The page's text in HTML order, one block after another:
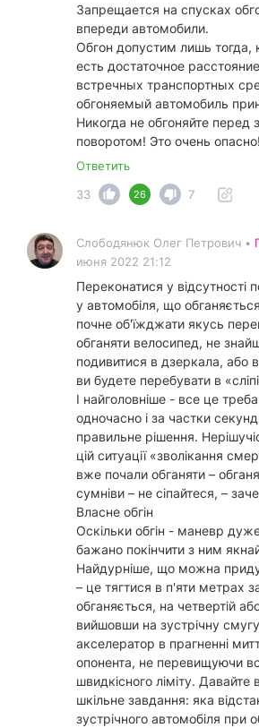
Запрещается на спусках
впереди автомобили.
Обгон допустим лишь тогда,
есть достаточное
встречных транспортных
обгоняемый автомобиль
Никогда не обгоняйте
поворотом! Это очень опасно!
Ответить
33
26 7
Слободянюк Олег Петрович •
июня 2022 21:12
Переконатися у
у автомобіля, що
почне об'їжджати якусь
обганяти велосипед, не
подивитися в дзеркала, або
ви будете перебувати в
І найголовніше - все це
одночасно і за частки
правильне рішення.
цій ситуації «зволікання
вже почали обганяти –
сумніви – не сіпайтеся, –
Власне обгін
Оскільки обгін - маневр
бажано покінчити з ним
Найдурніше, що можна
– це тягтися в п'яти метрах
обганяється, на четвертій
вийшовши на зустрічну
акселератор в прагненні
опонента, не перевищуючи
швидкісного ліміту.
шкільне завдання: яка
зустрічного автомобіля при